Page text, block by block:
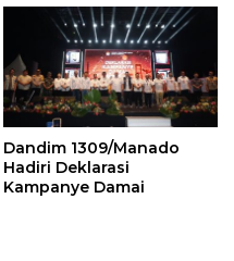
Dandim 1309/Manado
Hadiri Deklarasi
Kampanye Damai